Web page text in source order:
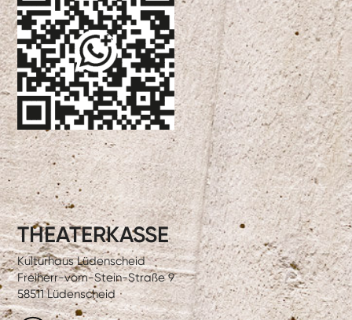
THEATERKASSE
Kulturhaus Lüdenscheid
Freiherr-vom-Stein-Straße 9
58511 Lüdenscheid